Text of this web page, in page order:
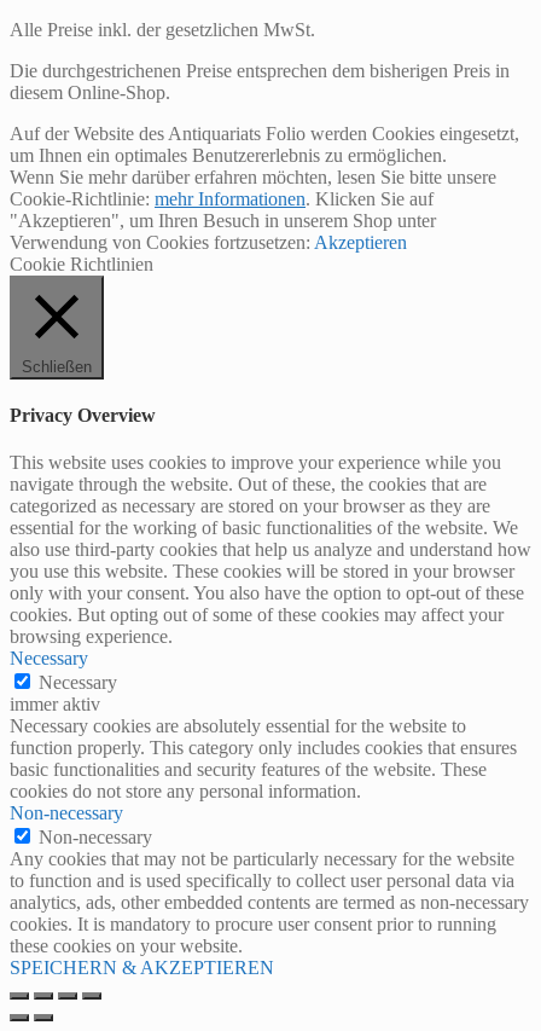
Alle Preise inkl. der gesetzlichen MwSt.
Die durchgestrichenen Preise entsprechen dem bisherigen Preis in
diesem Online-Shop.
Auf der Website des Antiquariats Folio werden Cookies eingesetzt,
um Ihnen ein optimales Benutzererlebnis zu ermöglichen.
Wenn Sie mehr darüber erfahren möchten, lesen Sie bitte unsere
Cookie-Richtlinie: mehr Informationen. Klicken Sie auf
"Akzeptieren", um Ihren Besuch in unserem Shop unter
Verwendung von Cookies fortzusetzen: Akzeptieren
Cookie Richtlinien
Schließen
Privacy Overview
This website uses cookies to improve your experience while you
navigate through the website. Out of these, the cookies that are
categorized as necessary are stored on your browser as they are
essential for the working of basic functionalities of the website. We
also use third-party cookies that help us analyze and understand how
you use this website. These cookies will be stored in your browser
only with your consent. You also have the option to opt-out of these
cookies. But opting out of some of these cookies may affect your
browsing experience.
Necessary
Necessary
immer aktiv
Necessary cookies are absolutely essential for the website to
function properly. This category only includes cookies that ensures
basic functionalities and security features of the website. These
cookies do not store any personal information.
Non-necessary
Non-necessary
Any cookies that may not be particularly necessary for the website
to function and is used specifically to collect user personal data via
analytics, ads, other embedded contents are termed as non-necessary
cookies. It is mandatory to procure user consent prior to running
these cookies on your website.
SPEICHERN & AKZEPTIEREN